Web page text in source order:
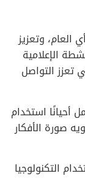
وتعزيز
الإعلامية
التواصل
استخدام
الأفكار
التكنولوجيا